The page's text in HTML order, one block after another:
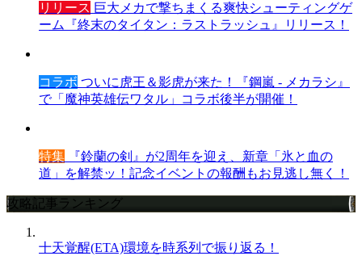
リリース 巨大メカで撃ちまくる爽快シューティングゲ
ーム『終末のタイタン：ラストラッシュ』リリース！
コラボ ついに虎王＆影虎が来た！『鋼嵐 - メカラシ』
で「魔神英雄伝ワタル」コラボ後半が開催！
特集 『鈴蘭の剣』が2周年を迎え、新章「氷と血の
道」を解禁ッ！記念イベントの報酬もお見逃し無く！
攻略記事ランキング
十天覚醒(ETA)環境を時系列で振り返る！